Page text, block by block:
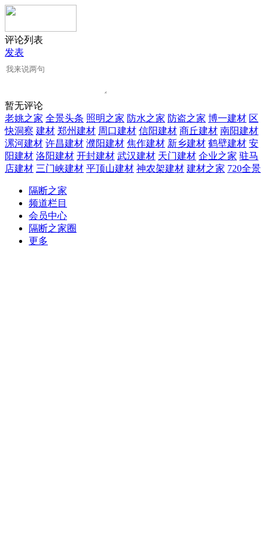
评论列表
发表
暂无评论
老姚之家 全景头条 照明之家 防水之家 防盗之家 博一建材 区
快洞察 建材 郑州建材 周口建材 信阳建材 商丘建材 南阳建材
漯河建材 许昌建材 濮阳建材 焦作建材 新乡建材 鹤壁建材 安
阳建材 洛阳建材 开封建材 武汉建材 天门建材 企业之家 驻马
店建材 三门峡建材 平顶山建材 神农架建材 建材之家 720全景
隔断之家
频道栏目
会员中心
隔断之家圈
更多